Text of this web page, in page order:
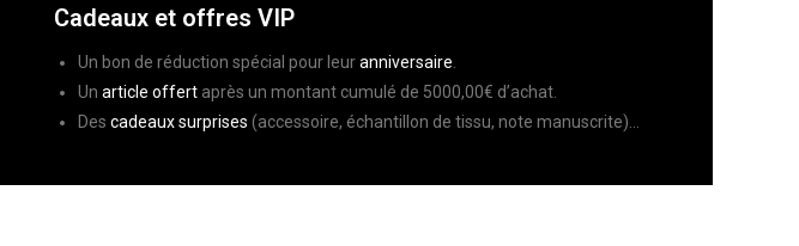
Cadeaux et offres VIP
Un bon de réduction spécial pour leuranniversaire
Un article offert après un montant cumulé de 5000,00€ d’achat.
Des cadeaux surprises (accessoire, échantillon de tissu, note manuscrite)…